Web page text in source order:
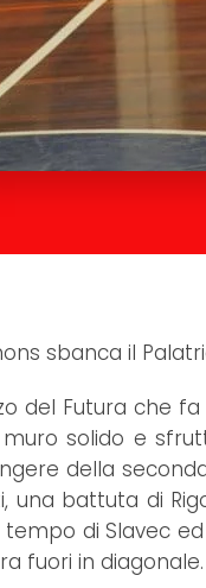
sbanca il
del Futura che
solido e
della
una battuta di
tempo di Slavec
fuori in diagonale.